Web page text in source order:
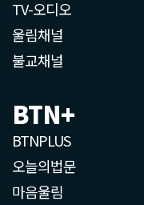
TV-오디오
울림채널
불교채널
BTN+
BTNPLUS
오늘의법문
마음울림